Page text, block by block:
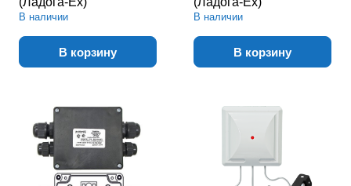
В наличии
В корзину
В наличии
В корзину